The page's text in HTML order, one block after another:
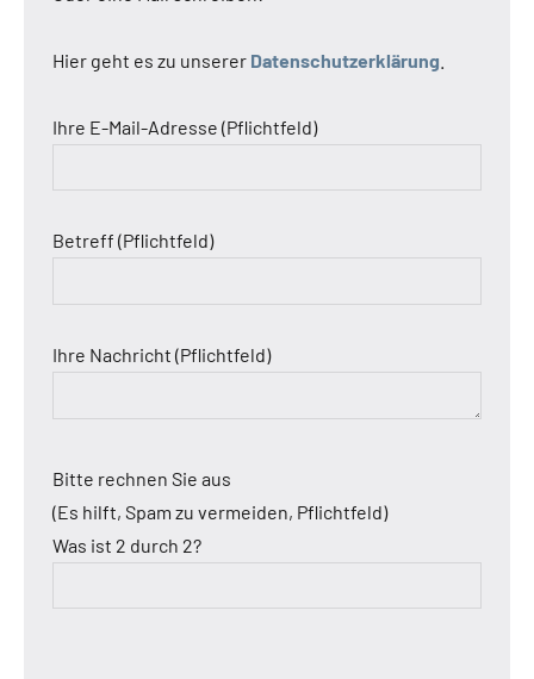
Hier geht es zu unserer Datenschutzerklärung
Ihre E-Mail-Adresse (Pflichtfeld)
Betreff (Pflichtfeld)
Ihre Nachricht (Pflichtfeld)
Bitte rechnen Sie aus
(Es hilft, Spam zu vermeiden, Pflichtfeld)
Was ist 2 durch 2?